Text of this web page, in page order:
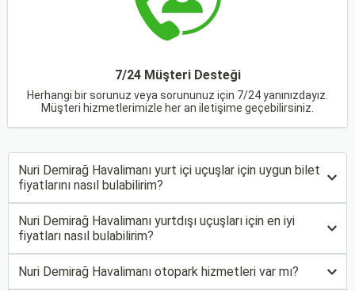
7/24 Müşteri Desteği
Herhangi bir sorunuz veya sorununuz için 7/24 yanınızdayız.
Müşteri hizmetlerimizle her an iletişime geçebilirsiniz.
Nuri Demirağ Havalimanı yurt içi uçuşlar için uygun bilet
fiyatlarını nasıl bulabilirim?
Nuri Demirağ Havalimanı yurtdışı uçuşları için en iyi
fiyatları nasıl bulabilirim?
Nuri Demirağ Havalimanı otopark hizmetleri var mı?